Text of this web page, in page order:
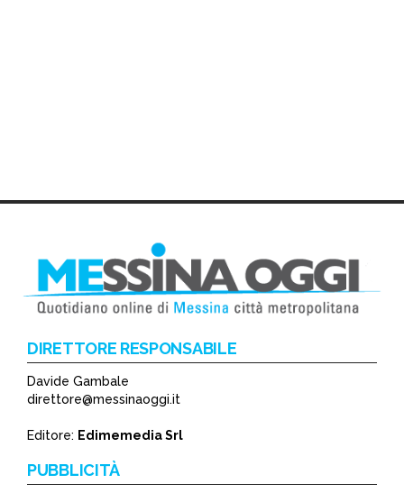
DIRETTORE RESPONSABILE
Davide Gambale
direttore@messinaoggi.it
Editore: Edimemedia Srl
PUBBLICITÀ